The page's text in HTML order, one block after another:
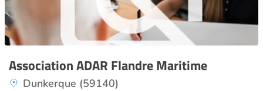
Association ADAR Flandre Maritime
Dunkerque (59140)